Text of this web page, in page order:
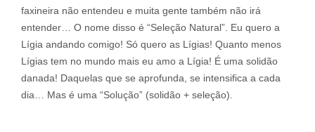
faxineira não entendeu e muita gente também não irá
entender… O nome disso é “Seleção Natural”. Eu quero a
Lígia andando comigo! Só quero as Lígias! Quanto menos
Lígias tem no mundo mais eu amo a Lígia! É uma solidão
danada! Daquelas que se aprofunda, se intensifica a cada
dia… Mas é uma “Solução” (solidão + seleção).